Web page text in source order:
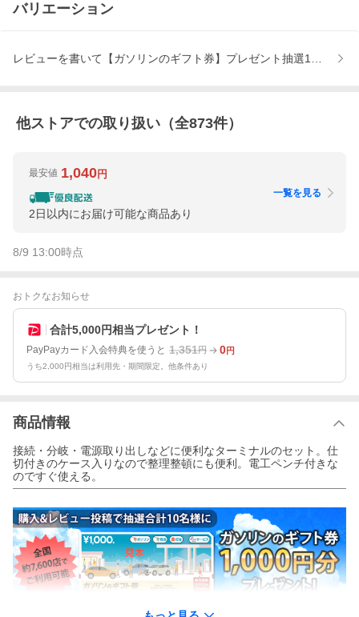
バリエーション
レビューを書いて【ガソリンのギフト券】プレゼント抽選10名
他ストアでの取り扱い（全873件）
最安値 1,040円
2日以内にお届け可能な商品あり
一覧を見る
8/9 13:00時点
おトクなお知らせ
合計5,000円相当プレゼント！
PayPayカード入会特典を使うと 1,351円 0円
うち2,000円相当は利用先・期間限定。他条件あり
商品情報
接続・分岐・電源取り出しなどに便利なターミナルのセット。仕
切付きのケース入りなので整理整頓にも便利。電工ペンチ付きな
のですぐ使える。